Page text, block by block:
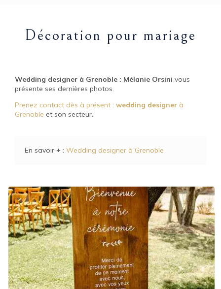
Décoration pour mariage
Wedding designer à Grenoble : Mélanie Orsini vous
présente ses dernières photos.
Prenez contact dès à présent : wedding designer à
Grenoble et son secteur.
En savoir + : Wedding designer à Grenoble